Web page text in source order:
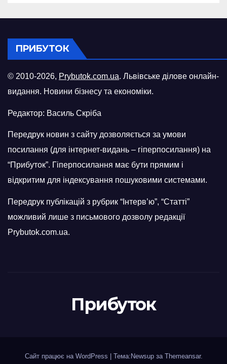
ПРИБУТОК
© 2010-2026, Prybutok.com.ua. Львівське ділове онлайн-
видання. Новини бізнесу та економіки.
Редактор: Василь Скріба
Передрук новин з сайту дозволяється за умови
посилання (для інтернет-видань – гіперпосилання) на
“Прибуток”. Гіперпосилання має бути прямим і
відкритим для індексування пошуковими системами.
Передрук публікацій з рубрик “Інтерв’ю”, “Статті”
можливий лише з письмового дозволу редакції
Prybutok.com.ua.
Прибуток
Сайт працює на WordPress Тема:Newsup за Themeansar.